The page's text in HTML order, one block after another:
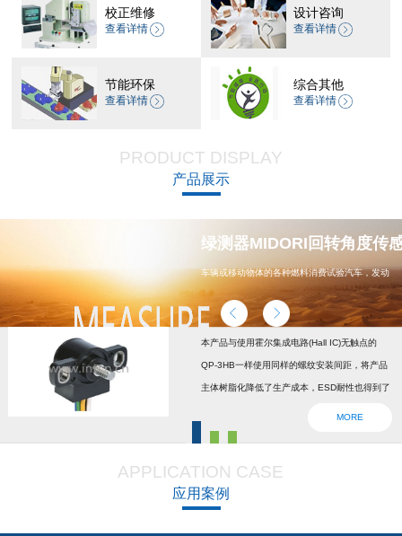
校正维修
查看详情
设计咨询
查看详情
节能环保
查看详情
综合其他
查看详情
PRODUCT DISPLAY
产品展示
绿测器MIDORI回转角度传
车辆或移动物体的各种燃料消费试验汽车，发动
机，汽车配件，能源
本产品与使用霍尔集成电路(Hall IC)无触点的
QP-3HB一样使用同样的螺纹安装间距，将产品
主体树脂化降低了生产成本，ESD耐性也得到了
设回位弹簧，防震动防撞击功能强大，防尘防
QP-3HB标准相同。本产品在游船、铲运车的遥
控手柄、卡车离合器和换挡等方面要求较高的领
MORE
APPLICATION CASE
应用案例